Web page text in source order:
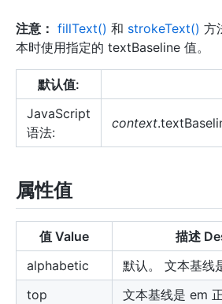
注意： fillText() 和 strokeText() 方
本时使用指定的 textBaseline 值。
默认值:
JavaScript
语法:
context
属性值
值 Value
描述
alphabetic
默认。 文本基线
top
文本基线是 em